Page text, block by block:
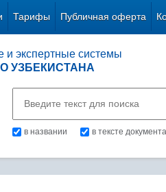
Тарифы Публичная оферта
экспертные системы
УЗБЕКИСТАНА
в названии в тексте документа